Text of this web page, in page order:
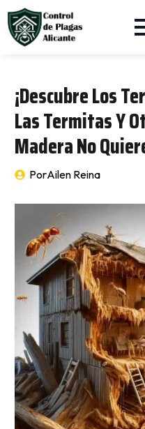
¡Descubre Los
Las Termitas Y
Madera No
PorAilen Reina